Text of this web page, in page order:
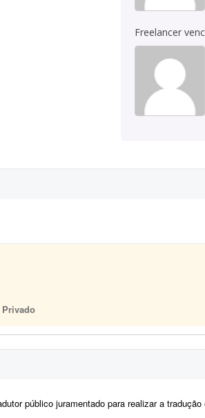
Freelancer
Privado
para realizar a tradução oficial de um documento. O documento